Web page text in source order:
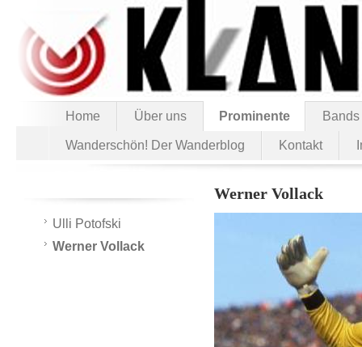
Home Über uns Prominente Bands
Wanderschön! Der Wanderblog Kontakt
Ulli Potofski
Werner Vollack
Werner Vollack